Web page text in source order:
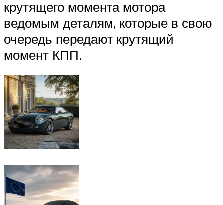
крутящего момента мотора
ведомым деталям, которые в свою
очередь передают крутящий
момент КПП.